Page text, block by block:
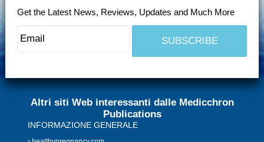
Get the Latest News, Reviews, Updates and Much More
Altri siti Web interessanti dalle Medicchron
Publications
INFORMAZIONE GENERALE